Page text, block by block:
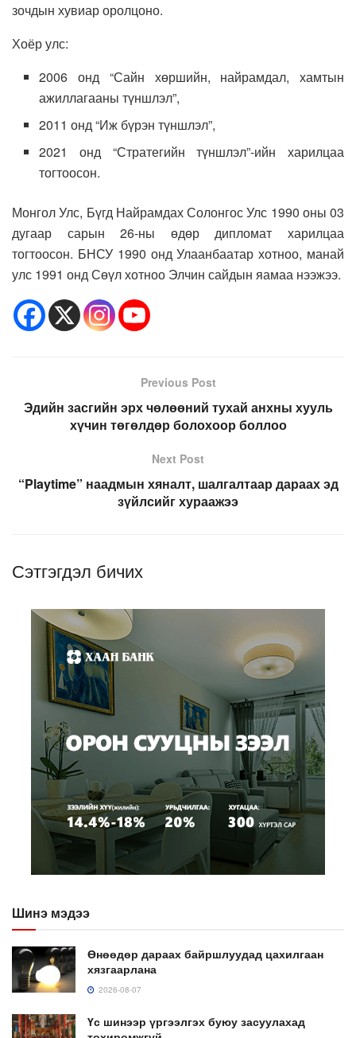
зочдын хувиар оролцоно.
Хоёр улс:
2006 онд “Сайн хөршийн, найрамдал, хамтын
ажиллагааны түншлэл”,
2011 онд “Иж бүрэн түншлэл”,
2021 онд “Стратегийн түншлэл”-ийн харилцаа
тогтоосон.
Монгол Улс, Бүгд Найрамдах Солонгос Улс 1990 оны 03
дугаар сарын 26-ны өдөр дипломат харилцаа
тогтоосон. БНСУ 1990 онд Улаанбаатар хотноо, манай
улс 1991 онд Сөүл хотноо Элчин сайдын яамаа нээжээ.
Previous Post
Эдийн засгийн эрх чөлөөний тухай анхны хууль
хүчин төгөлдөр болохоор боллоо
Next Post
“Playtime” наадмын хяналт, шалгалтаар дараах эд
зүйлсийг хураажээ
Сэтгэгдэл бичих
Шинэ мэдээ
Өнөөдөр дараах байршлуудад цахилгаан
хязгаарлана
2026-08-07
Үс шинээр үргээлгэх буюу засуулахад